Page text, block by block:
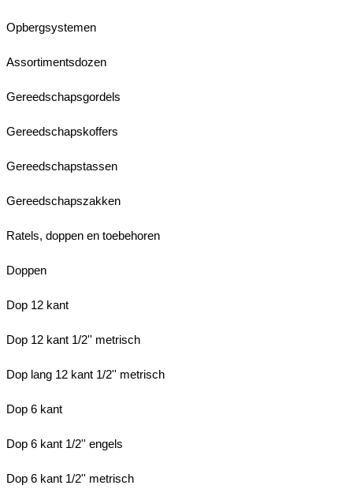
Opbergsystemen
Assortimentsdozen
Gereedschapsgordels
Gereedschapskoffers
Gereedschapstassen
Gereedschapszakken
Ratels, doppen en toebehoren
Doppen
Dop 12 kant
Dop 12 kant 1/2'' metrisch
Dop lang 12 kant 1/2'' metrisch
Dop 6 kant
Dop 6 kant 1/2'' engels
Dop 6 kant 1/2'' metrisch